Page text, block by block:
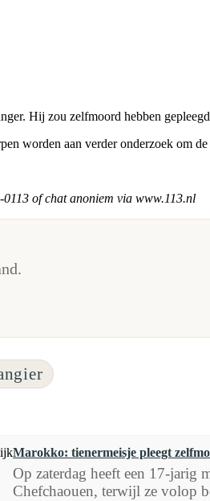
Hij zou zelfmoord hebben
worden aan verder onderzoek om de
of chat anoniem via www.113.nl
Marokko: tienermeisje pleegt
Op zaterdag heeft een 17-jarig
Chefchaouen, terwijl ze volop